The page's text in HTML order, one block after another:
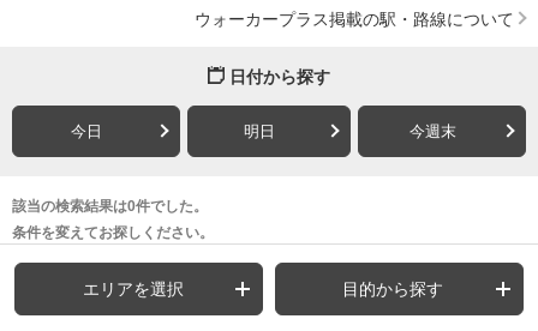
ウォーカープラス掲載の駅・路線について
日付から探す
今日 明日 今週末
該当の検索結果は0件でした。
条件を変えてお探しください。
エリアを選択 目的から探す